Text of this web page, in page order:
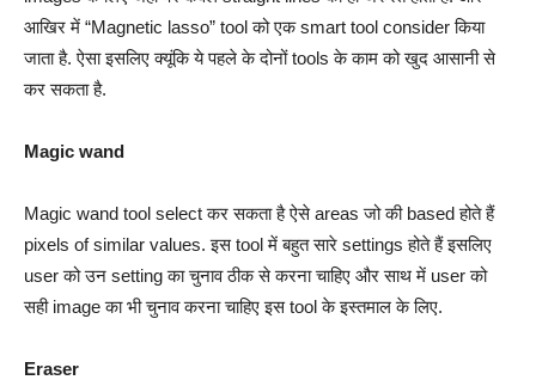
आखिर में “Magnetic lasso” tool को एक smart tool consider किया
जाता है. ऐसा इसलिए क्यूंकि ये पहले के दोनों tools के काम को खुद आसानी से
कर सकता है.
Magic wand
Magic wand tool select कर सकता है ऐसे areas जो की based होते हैं
pixels of similar values. इस tool में बहुत सारे settings होते हैं इसलिए
user को उन setting का चुनाव ठीक से करना चाहिए और साथ में user को
सही image का भी चुनाव करना चाहिए इस tool के इस्तमाल के लिए.
Eraser